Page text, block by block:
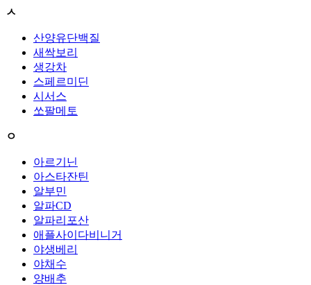
ㅅ
산양유단백질
새싹보리
생강차
스페르미딘
시서스
쏘팔메토
ㅇ
아르기닌
아스타잔틴
알부민
알파CD
알파리포산
애플사이다비니거
야생베리
야채수
양배추